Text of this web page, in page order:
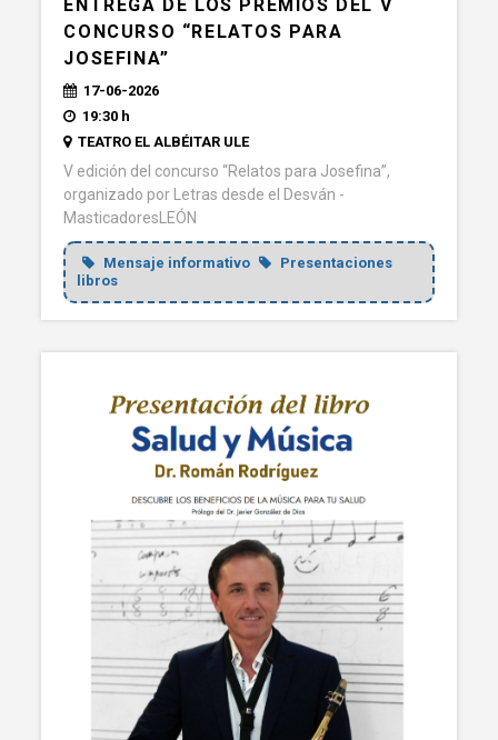
ENTREGA DE LOS PREMIOS DEL V
CONCURSO “RELATOS PARA
JOSEFINA”
17-06-2026
19:30 h
TEATRO EL ALBÉITAR ULE
V edición del concurso “Relatos para Josefina”,
organizado por Letras desde el Desván -
MasticadoresLEÓN
Mensaje informativo
Presentaciones
libros